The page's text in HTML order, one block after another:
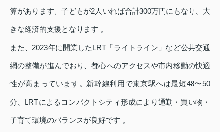
算があります。子どもが2人いれば合計300万円にもなり、大
きな経済的支援となります 。
また、2023年に開業したLRT「ライトライン」など公共交通
網の整備が進んでおり、都心へのアクセスや市内移動の快適
性が高まっています。新幹線利用で東京駅へは最短48〜50
分、LRTによるコンパクトシティ形成により通勤・買い物・
子育て環境のバランスが良好です 。